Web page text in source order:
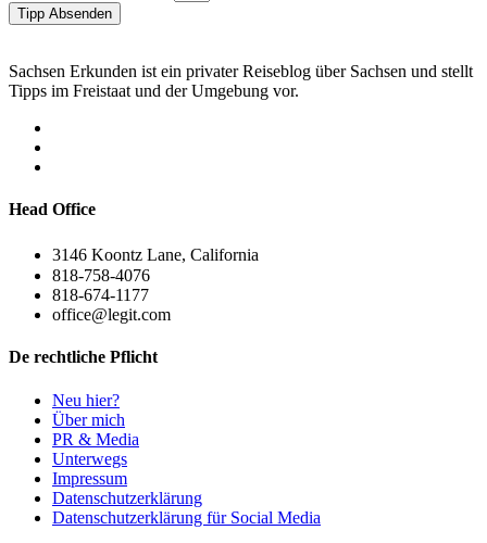
Tipp Absenden
Sachsen Erkunden ist ein privater Reiseblog über Sachsen und stellt
Tipps im Freistaat und der Umgebung vor.
Head Office
3146 Koontz Lane, California
818-758-4076
818-674-1177
office@legit.com
De rechtliche Pflicht
Neu hier?
Über mich
PR & Media
Unterwegs
Impressum
Datenschutzerklärung
Datenschutzerklärung für Social Media